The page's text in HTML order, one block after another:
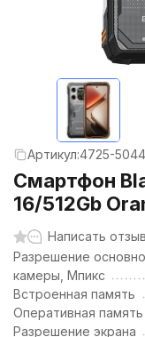
Артикул:4725-
Смартфон
16/512Gb
Написать отзыв
Разрешение
камеры, Мпикс
Встроенная память
Оперативная память
Разрешение экрана